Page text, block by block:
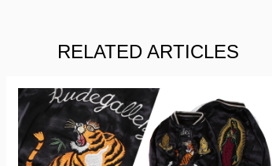
RELATED ARTICLES